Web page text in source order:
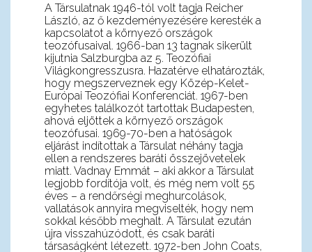
A Társulatnak 1946-tól volt tagja Reicher
László, az ő kezdeményezésére keresték a
kapcsolatot a környező országok
teozófusaival. 1966-ban 13 tagnak sikerült
kijutnia Salzburgba az 5. Teozófiai
Világkongresszusra. Hazatérve elhatározták,
hogy megszerveznek egy Közép-Kelet-
Európai Teozófiai Konferenciát. 1967-ben
egyhetes találkozót tartottak Budapesten,
ahová eljöttek a környező országok
teozófusai. 1969-70-ben a hatóságok
eljárást indítottak a Társulat néhány tagja
ellen a rendszeres baráti összejövetelek
miatt. Vadnay Emmát – aki akkor a Társulat
legjobb fordítója volt, és még nem volt 55
éves – a rendőrségi meghurcolások,
vallatások annyira megviselték, hogy nem
sokkal később meghalt. A Társulat ezután
újra visszahúzódott, és csak baráti
társaságként létezett. 1972-ben John Coats,